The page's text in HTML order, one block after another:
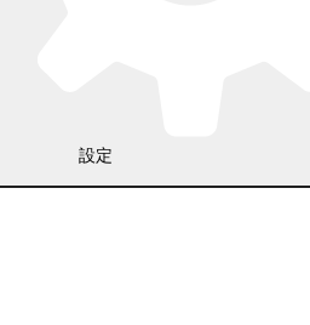
設定
日の午前8時45分から午後5時30分ま